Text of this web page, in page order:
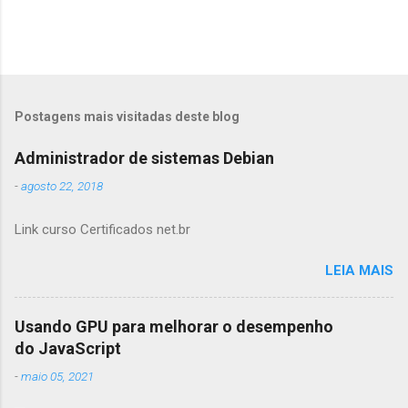
Postagens mais visitadas deste blog
Administrador de sistemas Debian
-agosto 22, 2018
Link curso Certificados net.br
LEIA MAIS
Usando GPU para melhorar o desempenho
do JavaScript
-maio 05, 2021